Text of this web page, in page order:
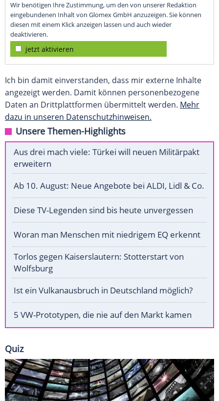
Wir benötigen Ihre Zustimmung, um den von unserer Redaktion
eingebundenen Inhalt von Glomex GmbH anzuzeigen. Sie können
diesen mit einem Klick anzeigen lassen und auch wieder
deaktivieren.
jetzt aktivieren
Ich bin damit einverstanden, dass mir externe Inhalte
angezeigt werden. Damit können personenbezogene
Daten an Drittplattformen übermittelt werden. Mehr
dazu in unseren Datenschutzhinweisen.
Unsere Themen-Highlights
Aus drei mach viele: Türkei will neuen Militärpakt
erweitern
Ab 10. August: Neue Angebote bei ALDI, Lidl & Co.
Diese TV-Legenden sind bis heute unvergessen
Woran man Menschen mit niedrigem EQ erkennt
Torlos gegen Kaiserslautern: Stotterstart von
Wolfsburg
Ist ein Vulkanausbruch in Deutschland möglich?
5 VW-Prototypen, die nie auf den Markt kamen
Quiz